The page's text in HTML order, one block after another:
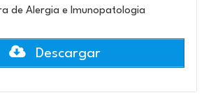
de Alergia e Imunopatologia
Descargar